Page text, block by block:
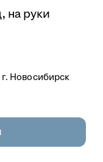
на руки
Новосибирск